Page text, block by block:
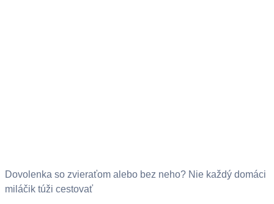
Dovolenka so zvieraťom alebo bez neho? Nie každý domáci
miláčik túži cestovať